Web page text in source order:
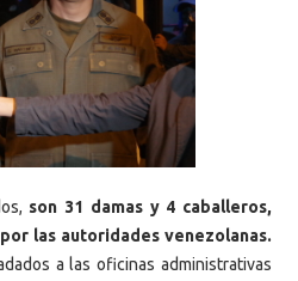
son 31 damas y 4 caballeros,
las autoridades venezolanas.
a las oficinas administrativas